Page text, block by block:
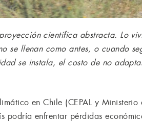
científica abstracta. Lo
se llenan como antes, o cuando
se instala, el costo de no
en Chile (CEPAL y
enfrentar pérdidas